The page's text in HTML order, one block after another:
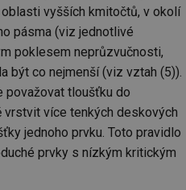
vyšších kmitočtů, v okolí
pásma (viz jednotlivé
poklesem neprůzvučnosti,
být co nejmenší (viz vztah (5)).
považovat tloušťku do
vrstvit více tenkých deskových
jednoho prvku. Toto pravidlo
prvky s nízkým kritickým